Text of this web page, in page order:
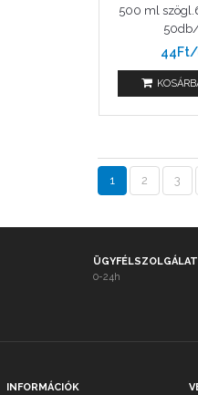
500 ml
1 2 3
ÜGYFÉLSZOLGÁLAT
0-24h
INFORMÁCIÓK